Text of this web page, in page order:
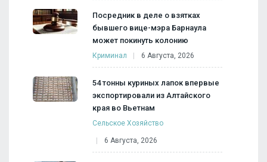
Посредник в деле о взятках
бывшего вице-мэра Барнаула
может покинуть колонию
Криминал 6 Августа, 2026
54 тонны куриных лапок впервые
экспортировали из Алтайского
края во Вьетнам
Сельское Хозяйство
6 Августа, 2026